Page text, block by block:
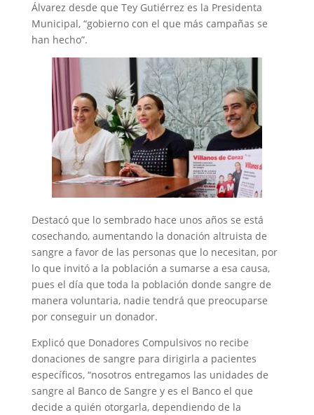
Álvarez desde que Tey Gutiérrez es la Presidenta
Municipal, “gobierno con el que más campañas se
han hecho”.
Destacó que lo sembrado hace unos años se está
cosechando, aumentando la donación altruista de
sangre a favor de las personas que lo necesitan, por
lo que invitó a la población a sumarse a esa causa,
pues el día que toda la población donde sangre de
manera voluntaria, nadie tendrá que preocuparse
por conseguir un donador.
Explicó que Donadores Compulsivos no recibe
donaciones de sangre para dirigirla a pacientes
específicos, “nosotros entregamos las unidades de
sangre al Banco de Sangre y es el Banco el que
decide a quién otorgarla, dependiendo de la